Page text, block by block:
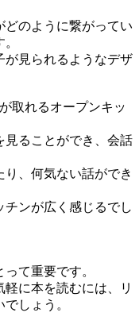
のように繋がってい
が見られるようなデザ
取れるオープンキッ
見ることができ、会話
、何気ない話ができ
チンが広く感じるでし
て重要です。
に本を読むには、リ
しょう。